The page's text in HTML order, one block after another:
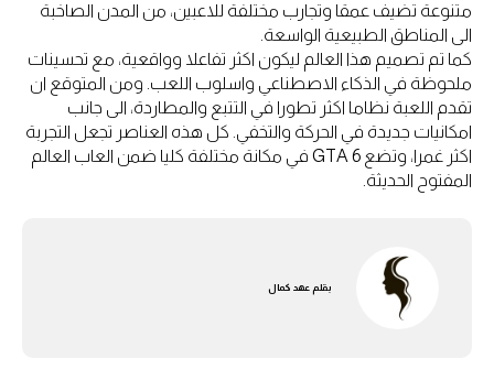
متنوعة تضيف عمقا وتجارب مختلفة للاعبين، من المدن الصاخبة
الى المناطق الطبيعية الواسعة.
كما تم تصميم هذا العالم ليكون اكثر تفاعلا وواقعية، مع تحسينات
ملحوظة في الذكاء الاصطناعي واسلوب اللعب. ومن المتوقع ان
تقدم اللعبة نظاما اكثر تطورا في التتبع والمطاردة، الى جانب
امكانيات جديدة في الحركة والتخفي. كل هذه العناصر تجعل التجربة
اكثر غمرا، وتضع GTA 6 في مكانة مختلفة كليا ضمن العاب العالم
المفتوح الحديثة.
بقلم عهد كمال